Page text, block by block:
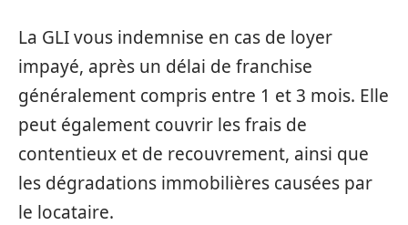
La GLI vous indemnise en cas de loyer
impayé, après un délai de franchise
généralement compris entre 1 et 3 mois. Elle
peut également couvrir les frais de
contentieux et de recouvrement, ainsi que
les dégradations immobilières causées par
le locataire.